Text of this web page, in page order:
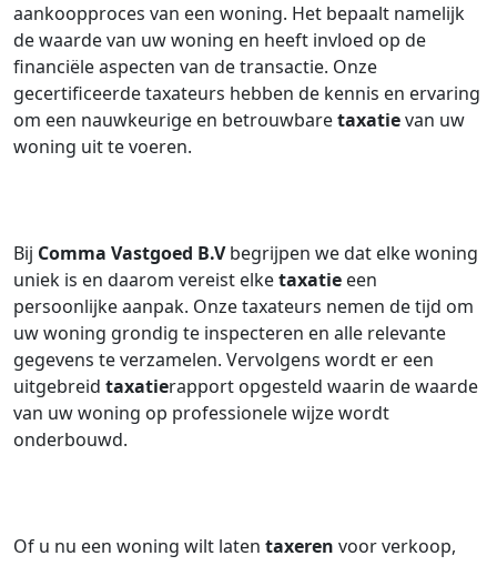
aankoopproces van een woning. Het bepaalt namelijk
de waarde van uw woning en heeft invloed op de
financiële aspecten van de transactie. Onze
gecertificeerde taxateurs hebben de kennis en ervaring
om een nauwkeurige en betrouwbaretaxatievan uw
woning uit te voeren.
Bij Comma Vastgoed B.Vbegrijpen we dat elke woning
uniek is en daarom vereist elketaxatie een
persoonlijke aanpak. Onze taxateurs nemen de tijd om
uw woning grondig te inspecteren en alle relevante
gegevens te verzamelen. Vervolgens wordt er een
uitgebreid taxatierapport opgesteld waarin de waarde
van uw woning op professionele wijze wordt
onderbouwd.
Of u nu een woning wilt laten taxeren voor verkoop,